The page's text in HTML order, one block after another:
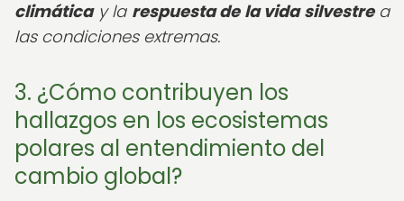
climáticay la respuesta de la vida silvestrea
las condiciones extremas.
3. ¿Cómo contribuyen los
hallazgos en los ecosistemas
polares al entendimiento del
cambio global?